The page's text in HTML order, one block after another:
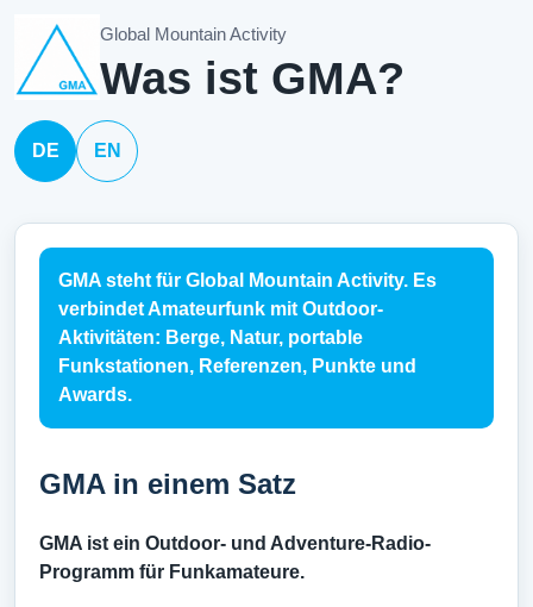
Global Mountain Activity
Was ist GMA?
DE EN
GMA steht für Global Mountain Activity. Es
verbindet Amateurfunk mit Outdoor-
Aktivitäten: Berge, Natur, portable
Funkstationen, Referenzen, Punkte und
Awards.
GMA in einem Satz
GMA ist ein Outdoor- und Adventure-Radio-
Programm für Funkamateure.